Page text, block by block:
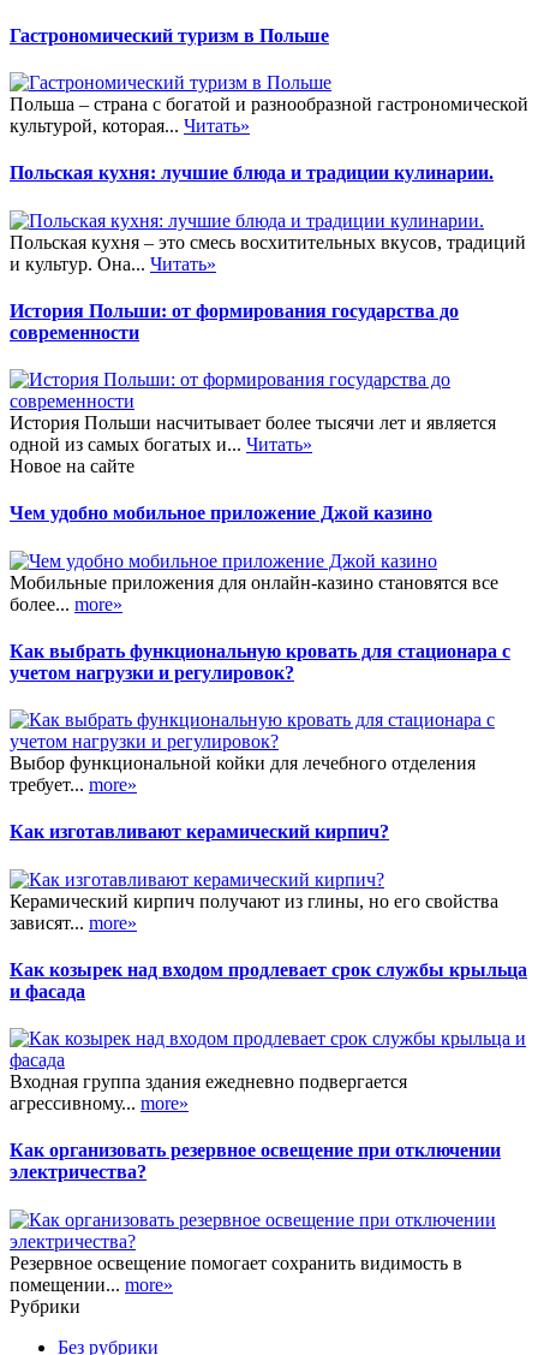
Гастрономический туризм в Польше
Польша – страна с богатой и разнообразной гастрономической
культурой, которая... Читать»
Польская кухня: лучшие блюда и традиции кулинарии.
Польская кухня – это смесь восхитительных вкусов, традиций
и культур. Она... Читать»
История Польши: от формирования государства до
современности
История Польши насчитывает более тысячи лет и является
одной из самых богатых и... Читать»
Новое на сайте
Чем удобно мобильное приложение Джой казино
Мобильные приложения для онлайн-казино становятся все
более... more»
Как выбрать функциональную кровать для стационара с
учетом нагрузки и регулировок?
Выбор функциональной койки для лечебного отделения
требует... more»
Как изготавливают керамический кирпич?
Керамический кирпич получают из глины, но его свойства
зависят... more»
Как козырек над входом продлевает срок службы крыльца
и фасада
Входная группа здания ежедневно подвергается
агрессивному... more»
Как организовать резервное освещение при отключении
электричества?
Резервное освещение помогает сохранить видимость в
помещении... more»
Рубрики
Без рубрики